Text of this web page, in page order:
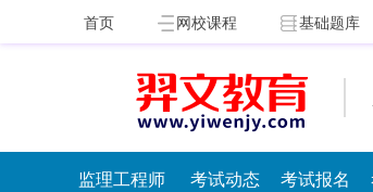
首页 网校课程 基础题库
监理工程师 考试动态 考试报名